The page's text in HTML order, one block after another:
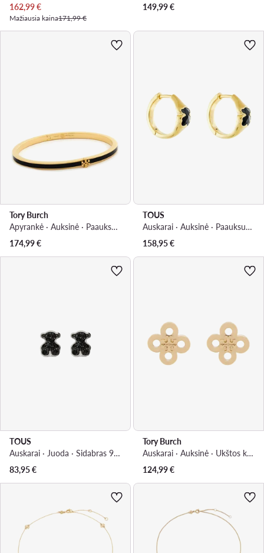
Dabartinė kaina
162,99€
Mažiausia kaina171,99 €
149,99€
Tory Burch
Apyrankė · Auksinė · Paauksuotas žalvaris
174,99€
TOUS
Auskarai · Auksinė · Paauksuotas sidabras
158,95€
TOUS
Auskarai · Juoda · Sidabras 925
83,95€
Tory Burch
Auskarai · Auksinė · Ukštos kokybės sintetinė medžiaga, Metalas
124,99€